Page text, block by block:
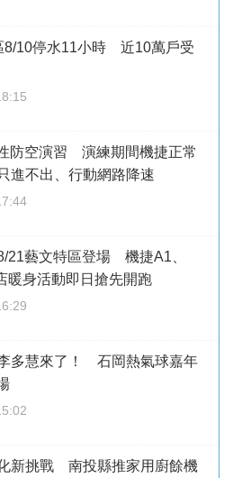
8/10停水11小時 近10萬戶受
防空演習 演練期間機捷正常
進不出、行動網路降速
21藝文特區登場 機捷A1、
暖身活動即日搶先開跑
多慧來了！ 石岡熱氣球嘉年
新挑戰 南投縣推家用廚餘機